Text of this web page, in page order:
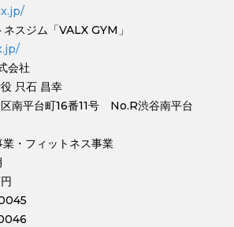
スジム「VALX GYM」
会社
只石 昌幸
南平台町16番11号 No.R渋谷南平台
・フィットネス事業